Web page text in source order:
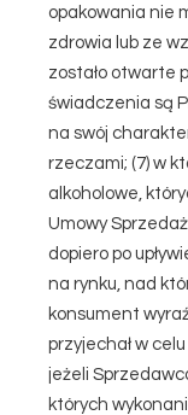
opakowania nie
zdrowia lub ze
zostało otwarte
świadczenia są
na swój
rzeczami; (7) w
alkoholowe,
Umowy
dopiero po
na rynku, nad
konsument
przyjechał w
jeżeli
których